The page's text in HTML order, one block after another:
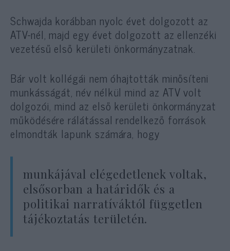
Schwajda korábban nyolc évet dolgozott az
ATV-nél, majd egy évet dolgozott az ellenzéki
vezetésű első kerületi önkormányzatnak.
Bár volt kollégái nem óhajtották minősíteni
munkásságát, név nélkül mind az ATV volt
dolgozói, mind az első kerületi önkormányzat
működésére rálátással rendelkező források
elmondták lapunk számára, hogy
munkájával elégedetlenek voltak,
elsősorban a határidők és a
politikai narratíváktól független
tájékoztatás területén.